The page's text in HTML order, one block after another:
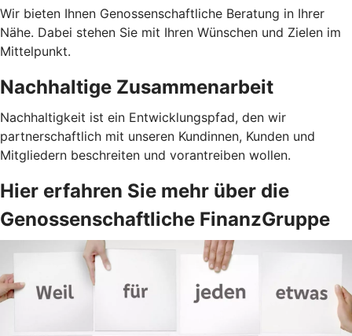
Wir bieten Ihnen Genossenschaftliche Beratung in Ihrer
Nähe. Dabei stehen Sie mit Ihren Wünschen und Zielen im
Mittelpunkt.
Nachhaltige Zusammenarbeit
Nachhaltigkeit ist ein Entwicklungspfad, den wir
partnerschaftlich mit unseren Kundinnen, Kunden und
Mitgliedern beschreiten und vorantreiben wollen.
Hier erfahren Sie mehr über die
Genossenschaftliche FinanzGruppe